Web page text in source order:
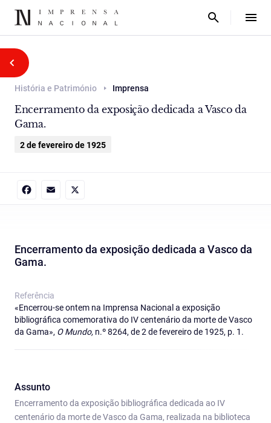
História e Património Imprensa
Encerramento da exposição dedicada a Vasco da
Gama.
2 de fevereiro de 1925
Encerramento da exposição dedicada a Vasco da
Gama.
Referência
«Encerrou-se ontem na Imprensa Nacional a exposição
bibliográfica comemorativa do IV centenário da morte de Vasco
da Gama», O Mundo, n.º 8264, de 2 de fevereiro de 1925, p. 1.
Assunto
Encerramento da exposição bibliográfica dedicada ao IV
centenário da morte de Vasco da Gama, realizada na biblioteca